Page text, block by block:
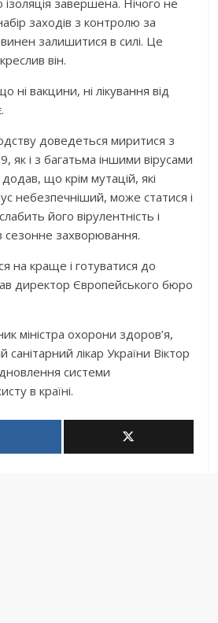
завершена. Нічого не
заходів з контролю за
залишитися в силі. Це
він.
ні вакцини, ні лікування від
доведеться миритися з
як і з багатьма іншими вірусами
що крім мутацій, які
небезпечніший, може статися і
його вірулентність і
сезонне захворювання.
на краще і готуватися до
директор Європейського бюро
міністра охорони здоров’я,
лікар України Віктор
системи
в країні.